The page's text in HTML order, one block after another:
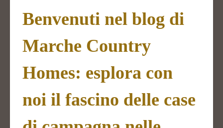
Benvenuti nel blog di
Marche Country
Homes: esplora con
noi il fascino delle case